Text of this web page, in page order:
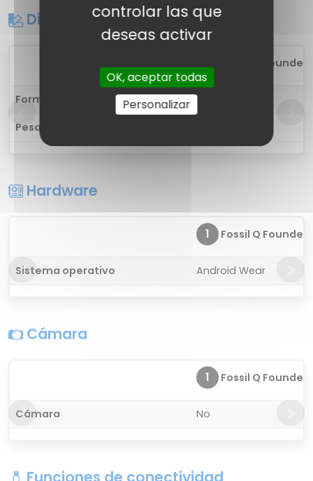
Diseño
Fossil Q Founder
Forma
Círculo
Peso
Hardware
1 Fossil Q Founder
Sistema operativo Android Wear
Cámara
1 Fossil Q Founder
Cámara No
controlar las que
deseas activar
OK, aceptar todas
Personalizar